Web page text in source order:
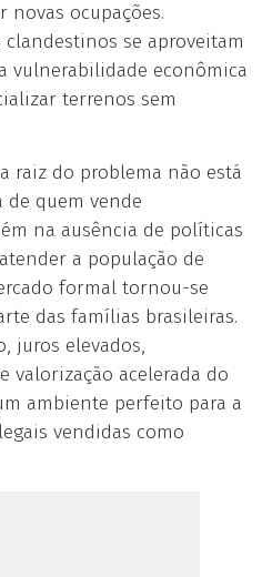
ocupações.
se aproveitam
vulnerabilidade econômica
terrenos sem
raiz do problema não está
de quem vende
na ausência de políticas
a população de
formal tornou-se
das famílias brasileiras.
juros elevados,
valorização acelerada do
ambiente perfeito para a
vendidas como